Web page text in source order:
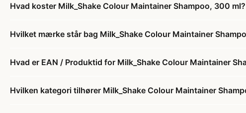
Hvad koster Milk_Shake Colour Maintainer Shampoo, 300 ml?
Hvilket mærke står bag Milk_Shake Colour Maintainer
Hvad er EAN / Produktid for Milk_Shake Colour Maintainer
Hvilken kategori tilhører Milk_Shake Colour Maintainer